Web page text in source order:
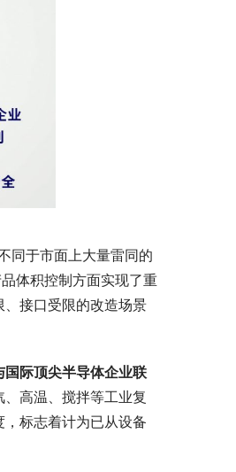
同于市面上大量雷同的
体积控制方面实现了重
、接口受限的改造场景
际顶尖半导体企业联
高温、搅拌等工业复
标志着计为已从设备